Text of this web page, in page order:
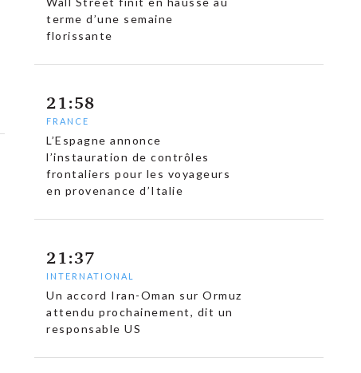
terme d’une semaine
florissante
21:58
FRANCE
L’Espagne annonce
l’instauration de contrôles
frontaliers pour les voyageurs
en provenance d’Italie
21:37
INTERNATIONAL
Un accord Iran-Oman sur Ormuz
attendu prochainement, dit un
responsable US